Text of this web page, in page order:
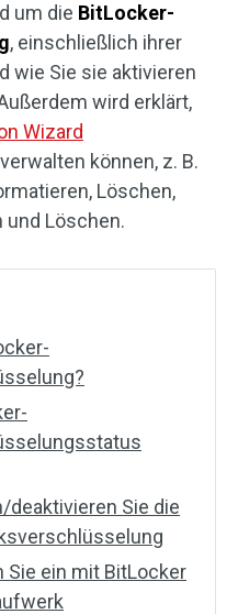
um die BitLocker-
, einschließlich ihrer
wie Sie sie aktivieren
wird erklärt,
Wizard
können, z. B.
Löschen,
und Löschen.
deaktivieren Sie die
Sie ein mit BitLocker